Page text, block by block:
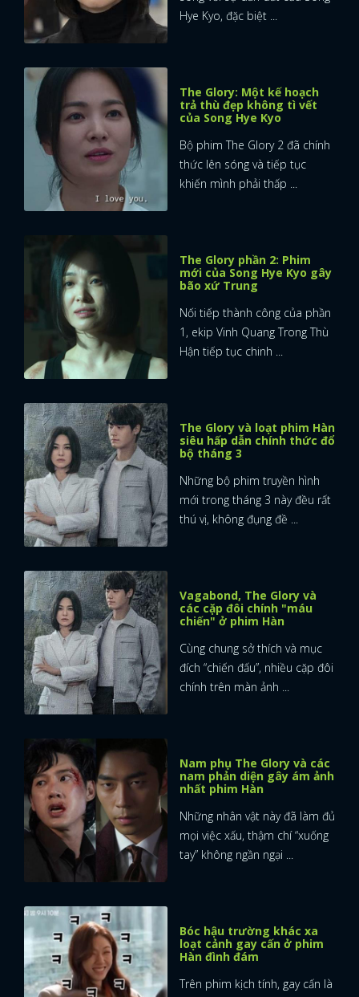
FACEBOOK
Hye Kyo, đặc biệt ...
The Glory: Một kế hoạch
trả thù đẹp không tì vết
của Song Hye Kyo
Bộ phim The Glory 2 đã chính
thức lên sóng và tiếp tục
khiến mình phải thấp ...
The Glory phần 2: Phim
mới của Song Hye Kyo gây
bão xứ Trung
Nối tiếp thành công của phần
1, ekip Vinh Quang Trong Thù
Hận tiếp tục chinh ...
The Glory và loạt phim Hàn
siêu hấp dẫn chính thức đổ
bộ tháng 3
Những bộ phim truyền hình
mới trong tháng 3 này đều rất
thú vị, không đụng đề ...
Vagabond, The Glory và
các cặp đôi chính "máu
chiến" ở phim Hàn
Cùng chung sở thích và mục
đích “chiến đấu”, nhiều cặp đôi
chính trên màn ảnh ...
Nam phụ The Glory và các
nam phản diện gây ám ảnh
nhất phim Hàn
Những nhân vật này đã làm đủ
mọi việc xấu, thậm chí “xuống
tay” không ngần ngại ...
Bóc hậu trường khác xa
loạt cảnh gay cấn ở phim
Hàn đình đám
Trên phim kịch tính, gay cấn là